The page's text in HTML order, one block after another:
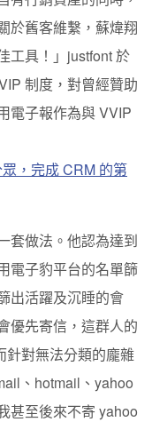
於舊客維繫，蘇煒翔
工具！」justfont 於
制度，對曾經贊助
電子報作為與 VVIP
，完成 CRM 的第
套做法。他認為達到
電子豹平台的名單篩
出活躍及沉睡的會
優先寄信，這群人的
針對無法分類的龐雜
、hotmail、yahoo
甚至後來不寄 yahoo